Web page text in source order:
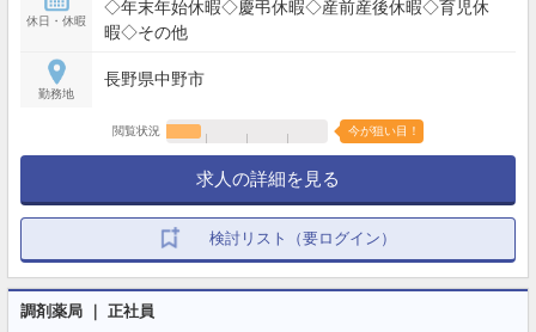
休日・休暇
◇年末年始休暇◇慶弔休暇◇産前産後休暇◇育児休
暇◇その他
勤務地
長野県中野市
閲覧状況 今が狙い目！
求人の詳細を見る
検討リスト（要ログイン）
調剤薬局 ｜ 正社員